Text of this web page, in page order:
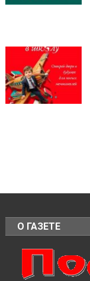
О ГАЗЕТЕ